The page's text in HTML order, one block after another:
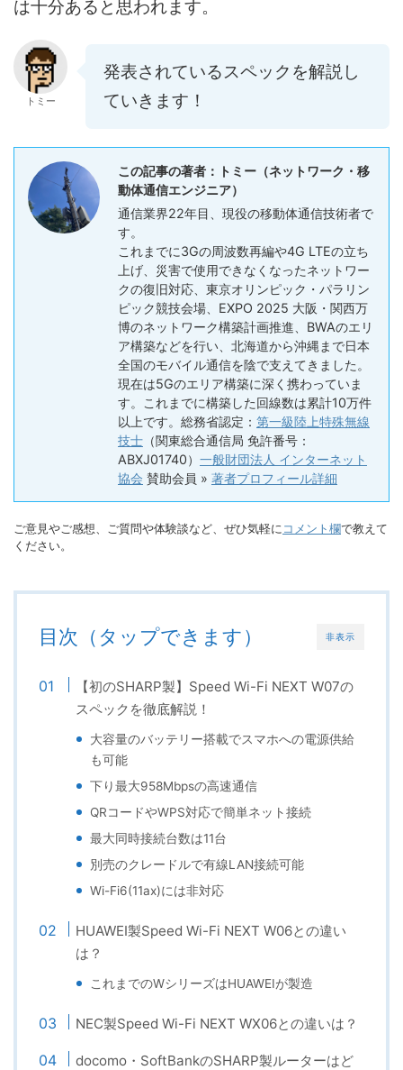
は十分あると思われます。
トミー
発表されているスペックを解説し
ていきます！
この記事の著者：トミー（ネットワーク・移
動体通信エンジニア）
通信業界22年目、現役の移動体通信技術者で
す。
これまでに3Gの周波数再編や4G LTEの立ち
上げ、災害で使用できなくなったネットワー
クの復旧対応、東京オリンピック・パラリン
ピック競技会場、EXPO 2025 大阪・関西万
博のネットワーク構築計画推進、BWAのエリ
ア構築などを行い、北海道から沖縄まで日本
全国のモバイル通信を陰で支えてきました。
現在は5Gのエリア構築に深く携わっていま
す。これまでに構築した回線数は累計10万件
以上です。総務省認定： 第一級陸上特殊無線
技士 （関東総合通信局 免許番号：
ABXJ01740） 一般財団法人 インターネット
協会 賛助会員 » 著者プロフィール詳細
ご意見やご感想、ご質問や体験談など、ぜひ気軽に コメント欄で教えて
ください。
非表示
目次（タップできます）
【初のSHARP製】Speed Wi-Fi NEXT W07の
スペックを徹底解説！
大容量のバッテリー搭載でスマホへの電源供給
も可能
下り最大958Mbpsの高速通信
QRコードやWPS対応で簡単ネット接続
最大同時接続台数は11台
別売のクレードルで有線LAN接続可能
Wi-Fi6(11ax)には非対応
HUAWEI製Speed Wi-Fi NEXT W06との違い
は？
これまでのWシリーズはHUAWEIが製造
NEC製Speed Wi-Fi NEXT WX06との違いは？
docomo・SoftBankのSHARP製ルーターはど